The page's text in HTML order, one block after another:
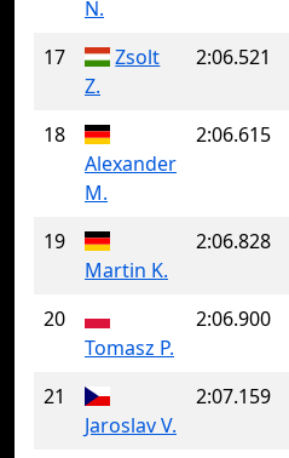
N.
17
Zsolt
Z.
2:06.521
18
Alexander
M.
2:06.615
19
Martin K.
2:06.828
20
Tomasz P.
2:06.900
21
Jaroslav V.
2:07.159